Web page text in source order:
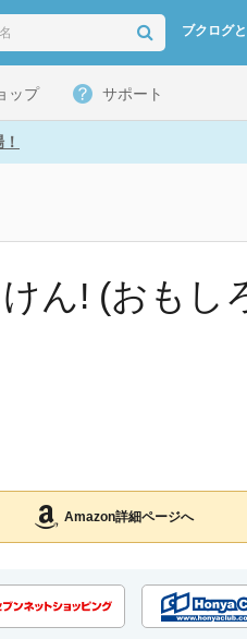
ブクログ
ップ サポート
ん! (おもし
Amazon詳細ページへ